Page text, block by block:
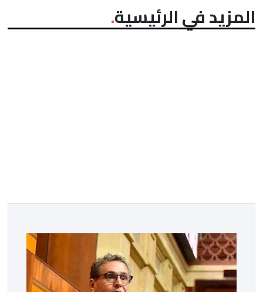
المزيد في الرئيسية